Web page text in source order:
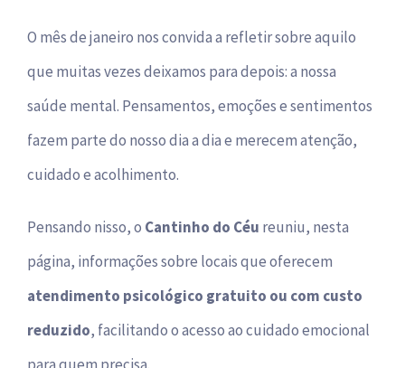
Transparência
Bazar
Contato
Como ajudar
O mês de janeiro nos convida a refletir sobre aquilo
que muitas vezes deixamos para depois: a nossa
saúde mental. Pensamentos, emoções e sentimentos
fazem parte do nosso dia a dia e merecem atenção,
cuidado e acolhimento.
Pensando nisso, o Cantinho do Céu reuniu, nesta
página, informações sobre locais que oferecem
atendimento psicológico gratuito ou com custo
reduzido, facilitando o acesso ao cuidado emocional